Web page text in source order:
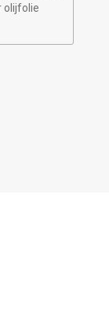
olijfolie